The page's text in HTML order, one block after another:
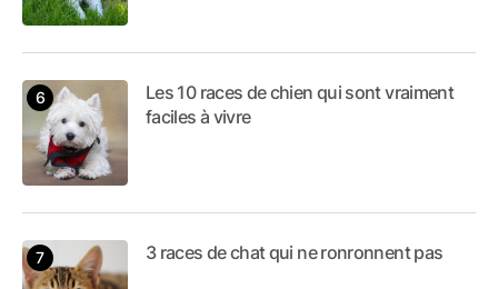
Les 10 races de chien qui sont vraiment
faciles à vivre
3 races de chat qui ne ronronnent pas